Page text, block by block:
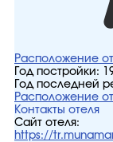
Расположение
Год постройки:
Год последней
Расположение
Контакты отеля
Сайт отеля:
https://